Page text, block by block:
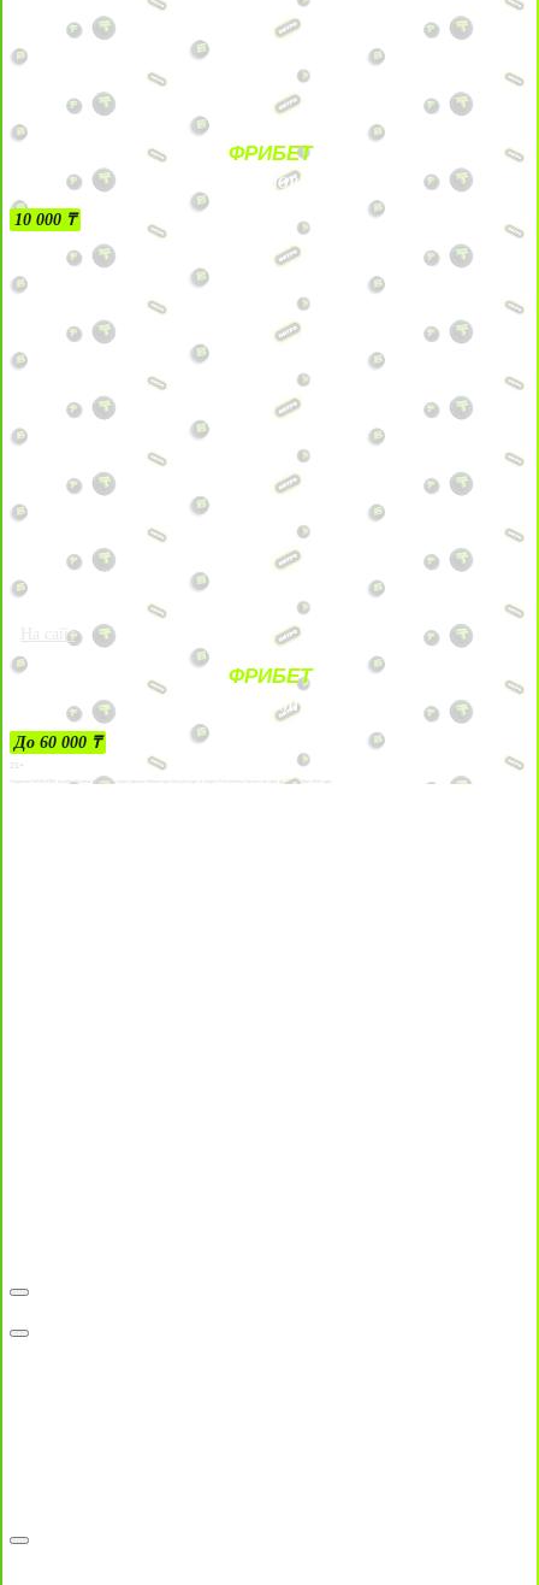
ФРИБЕТ
БЕЗ УСЛОВИЙ
10 000 ₸
На сайт
ФРИБЕТ
ЗА ДЕПОЗИТЫ
До 60 000 ₸
21+
Лицензии №24514359, выданной комитетом индустрии туризма Министерства культуры и спорта Республики Казахстан срок до 27 сентября 2034 года.